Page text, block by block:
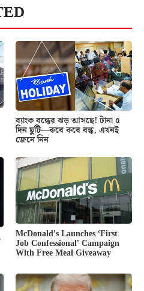
ব্যাংক বন্ধের ঝড় আসছে! টানা ৫
দিন ছুটি—কবে কবে বন্ধ, এখনই
জেনে নিন
McDonald’s Launches ‘First
Job Confessional’ Campaign
With Free Meal Giveaway